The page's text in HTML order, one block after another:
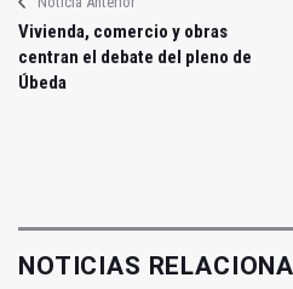
Vivienda, comercio y obras
centran el debate del pleno de
Úbeda
NOTICIAS